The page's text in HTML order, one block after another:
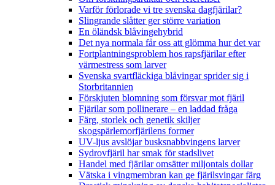
Varför förlorade vi tre svenska dagfjärilar?
Slingrande slåtter ger större variation
En öländsk blåvingehybrid
Det nya normala får oss att glömma hur det var
Fortplantningsproblem hos rapsfjärilar efter
värmestress som larver
Svenska svartfläckiga blåvingar sprider sig i
Storbritannien
Förskjuten blomning som försvar mot fjäril
Fjärilar som pollinerare – en laddad fråga
Färg, storlek och genetik skiljer
skogspärlemorfjärilens former
UV-ljus avslöjar busksnabbvingens larver
Sydrovfjäril har smak för stadslivet
Handel med fjärilar omsätter miljontals dollar
Vätska i vingmembran kan ge fjärilsvingar färg